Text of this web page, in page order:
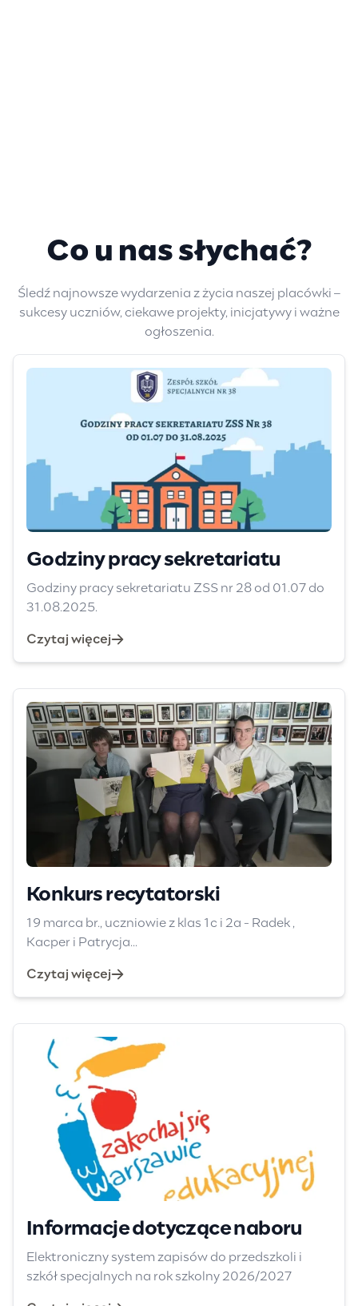
Co u nas słychać?
Śledź najnowsze wydarzenia z życia naszej placówki –
sukcesy uczniów, ciekawe projekty, inicjatywy i ważne
ogłoszenia.
Godziny pracy sekretariatu
Godziny pracy sekretariatu ZSS nr 28 od 01.07 do
31.08.2025.
Czytaj więcej
Konkurs recytatorski
19 marca br., uczniowie z klas 1c i 2a - Radek ,
Kacper i Patrycja...
Czytaj więcej
Informacje dotyczące naboru
Elektroniczny system zapisów do przedszkoli i
szkół specjalnych na rok szkolny 2026/2027